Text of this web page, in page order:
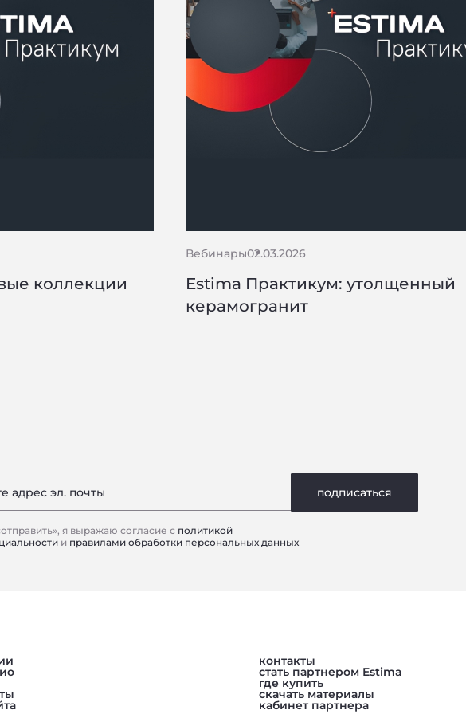
коллекции
Вебинары02.03.2026
Estima Практикум: утолщенный
керамогранит
адрес эл. почты подписаться
я выражаю согласие с политикой
и правилами обработки персональных данных
контакты
стать партнером Estima
где купить
скачать материалы
кабинет партнера